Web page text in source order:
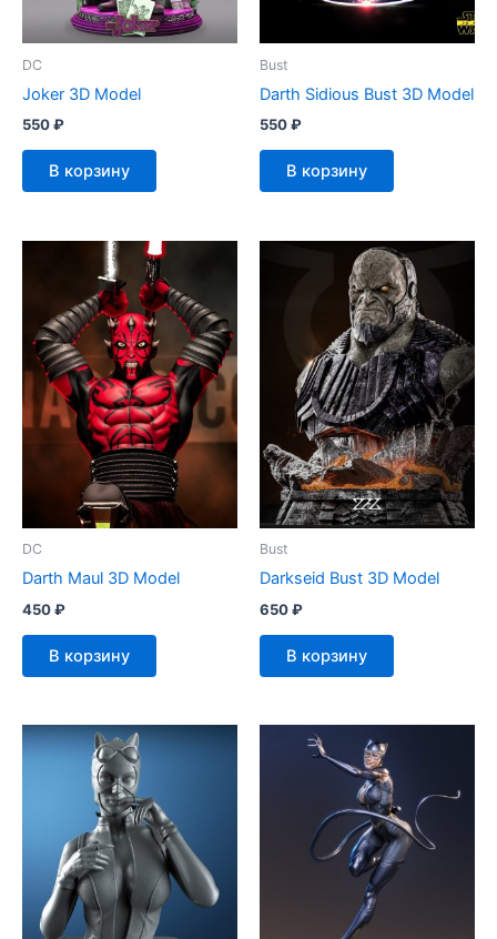
DC
Joker 3D Model
550₽
В корзину
Bust
Darth Sidious Bust 3D Model
550₽
В корзину
DC
Darth Maul 3D Model
450₽
В корзину
Bust
Darkseid Bust 3D Model
650₽
В корзину